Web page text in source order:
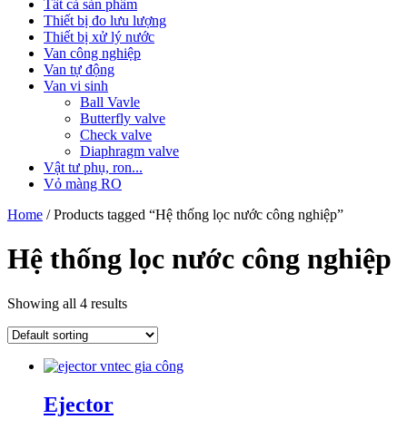
Tất cả sản phẩm
Thiết bị đo lưu lượng
Thiết bị xử lý nước
Van công nghiệp
Van tự động
Van vi sinh
Ball Vavle
Butterfly valve
Check valve
Diaphragm valve
Vật tư phụ, ron...
Vỏ màng RO
Home / Products tagged “Hệ thống lọc nước công nghiệp”
Hệ thống lọc nước công nghiệp
Showing all 4 results
Ejector